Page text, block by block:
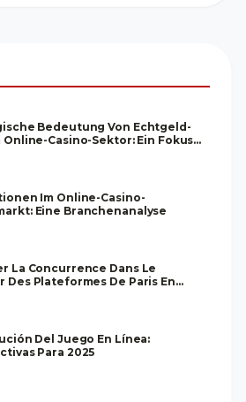
Bedeutung Von Echtgeld-
Online-Casino-Sektor: Ein Fokus
Im Online-Casino-
Eine Branchenanalyse
La Concurrence Dans Le
Des Plateformes De Paris En
Del Juego En Línea:
Para 2025